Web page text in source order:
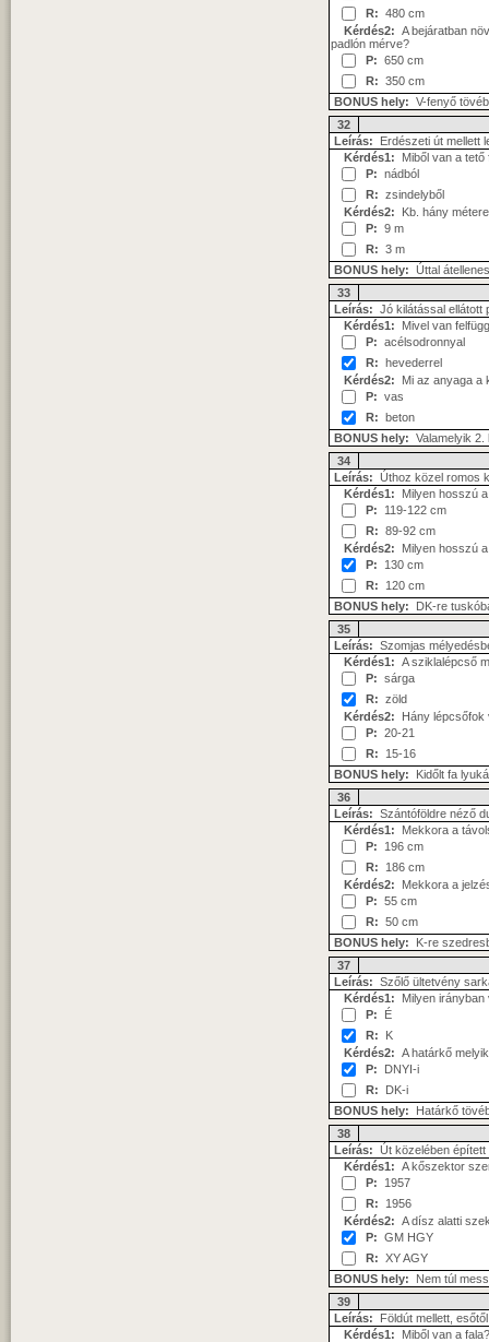
R: 480 cm
Kérdés2: A bejáratban
padlón mérve?
P: 650 cm
R: 350 cm
BONUS hely: V-fenyő
32
Leírás: Erdészeti út mellett
Kérdés1: Miből van a tető
P: nádból
R: zsindelyből
Kérdés2: Kb. hány
P: 9 m
R: 3 m
BONUS hely: Úttal
33
Leírás: Jó kilátással ellátott
Kérdés1: Mivel van
P: acélsodronnyal
R: hevederrel
Kérdés2: Mi az anyaga a
P: vas
R: beton
BONUS hely: Valamelyik
34
Leírás: Úthoz közel romos
Kérdés1: Milyen hosszú
P: 119-122 cm
R: 89-92 cm
Kérdés2: Milyen hosszú
P: 130 cm
R: 120 cm
BONUS hely: DK-re
35
Leírás: Szomjas
Kérdés1: A sziklalépcső
P: sárga
R: zöld
Kérdés2: Hány lépcsőfok
P: 20-21
R: 15-16
BONUS hely: Kidőlt fa
36
Leírás: Szántóföldre néző
Kérdés1: Mekkora a
P: 196 cm
R: 186 cm
Kérdés2: Mekkora a
P: 55 cm
R: 50 cm
BONUS hely: K-re
37
Leírás: Szőlő ültetvény
Kérdés1: Milyen
P: É
R: K
Kérdés2: A határkő
P: DNYI-i
R: DK-i
BONUS hely: Határkő
38
Leírás: Út közelében épített
Kérdés1: A kőszektor
P: 1957
R: 1956
Kérdés2: A dísz alatti
P: GM HGY
R: XY AGY
BONUS hely: Nem túl
39
Leírás: Földút mellett,
Kérdés1: Miből van a fala?